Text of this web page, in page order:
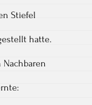
Stiefel
hatte.